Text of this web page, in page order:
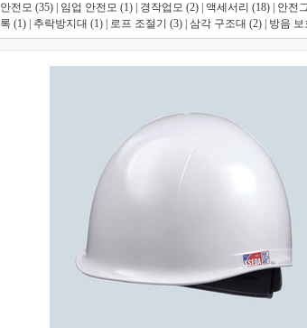
안전모 (35)| 임업 안전모 (1)| 경작업모 (2)| 액세서리 (18)| 안전
록 (1)| 추락방지대 (1)| 로프 조절기 (3)| 삼각 구조대 (2)| 방음 보